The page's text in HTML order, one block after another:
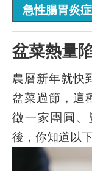
急性腸胃炎
盆菜熱量
農曆新年就快
盆菜過節，這
徵一家團圓
後，你知道以